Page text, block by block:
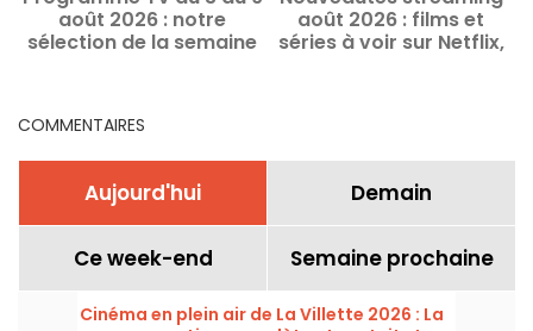
août 2026 : notre
sélection de la semaine
août 2026 : films et
séries à voir sur Netflix,
COMMENTAIRES
Aujourd'hui Demain
Ce week-end Semaine prochaine
Cinéma en plein air de La Villette 2026 : La